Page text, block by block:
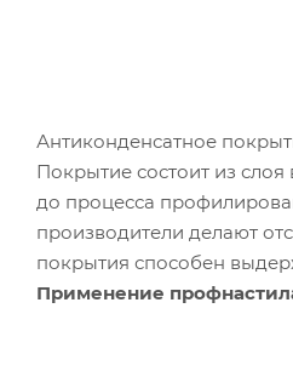
Антиконденсатное
Покрытие состоит из
до процесса
производители делают
покрытия способен
Применение